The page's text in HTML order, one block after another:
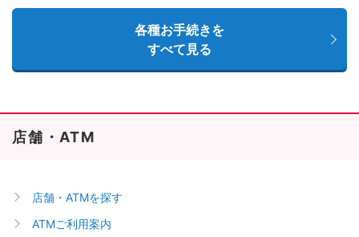
各種お手続きを
すべて見る
店舗・ATM
店舗・ATMを探す
ATMご利用案内